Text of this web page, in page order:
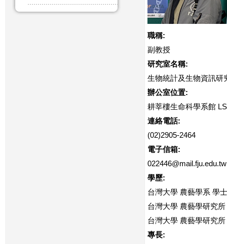
職稱:
副教授
研究室名稱:
生物統計及生物資訊研
辦公室位置:
耕莘樓生命科學系館
連絡電話:
(02)2905-2464
電子信箱:
022446@mail.fju.edu.tw
學歷:
台灣大學 農藝學系 學士
台灣大學 農藝學研究
台灣大學 農藝學研究
專長: